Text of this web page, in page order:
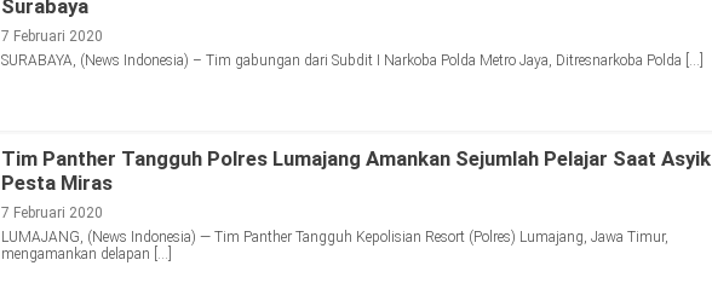
Surabaya
7 Februari 2020
SURABAYA, (News Indonesia) – Tim gabungan dari Subdit I Narkoba Polda Metro Jaya, Ditresnarkoba Polda […]
Tim Panther Tangguh Polres Lumajang Amankan Sejumlah Pelajar Saat Asyik
Pesta Miras
7 Februari 2020
LUMAJANG, (News Indonesia) — Tim Panther Tangguh Kepolisian Resort (Polres) Lumajang, Jawa Timur,
mengamankan delapan […]